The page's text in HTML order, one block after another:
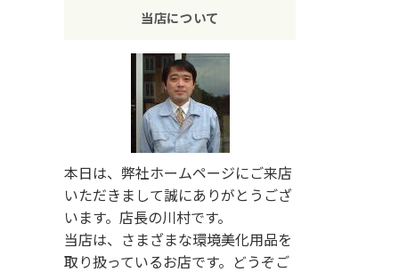
当店について
本日は、弊社ホームページにご来店
いただきまして誠にありがとうござ
います。店長の川村です。
当店は、さまざまな環境美化用品を
取り扱っているお店です。どうぞご